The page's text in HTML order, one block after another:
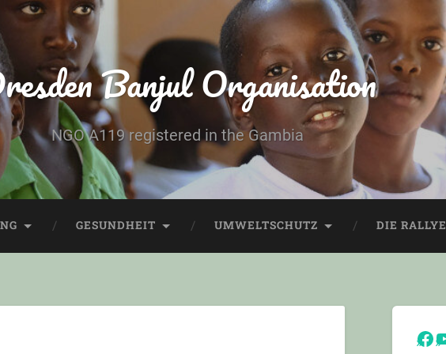
Banjul Organisation
NGO A119 registered in the Gambia
GESUNDHEIT UMWELTSCHUTZ DIE RALLYE